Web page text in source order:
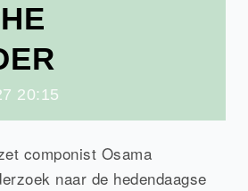
20:15
componist Osama
naar de hedendaagse